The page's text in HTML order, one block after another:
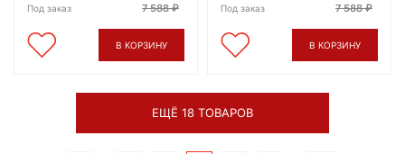
Под заказ 7 588
В КОРЗИНУ
Под заказ 7 588
В КОРЗИНУ
ЕЩЁ 18 ТОВАРОВ